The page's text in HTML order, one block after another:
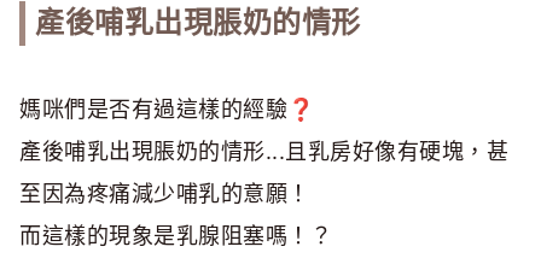
產後哺乳出現脹奶的情形
媽咪們是否有過這樣的經驗❓
產後哺乳出現脹奶的情形...且乳房好像有硬塊，甚
至因為疼痛減少哺乳的意願！
而這樣的現象是乳腺阻塞嗎！？